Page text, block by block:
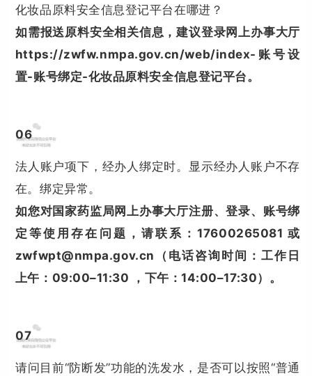
化妆品原料安全信息登记平台在哪进？
如需报送原料安全相关信息，建议登录网上办事大厅
https://zwfw.nmpa.gov.cn/web/index-账号设
置-账号绑定-化妆品原料安全信息登记平台。
06
法人账户项下，经办人绑定时。显示经办人账户不存
在。绑定异常。
如您对国家药监局网上办事大厅注册、登录、账号绑
定等使用存在问题，请联系：17600265081 或
zwfwpt@nmpa.gov.cn（电话咨询时间：工作日
上午：09:00–11:30 ，下午：14:00–17:30）。
07
请问目前“防断发”功能的洗发水，是否可以按照“普通